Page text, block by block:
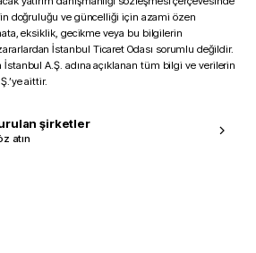
doğruluğu ve güncelliği için azami özen
eksiklik, gecikme veya bu bilgilerin
İstanbul Ticaret Odası sorumlu değildir.
A.Ş. adına açıklanan tüm bilgi ve verilerin
aittir.
şirketler
atın